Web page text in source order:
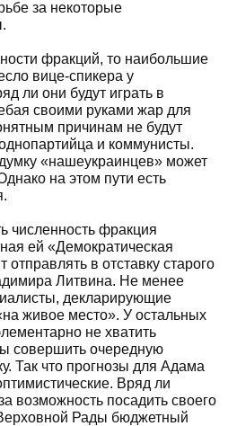
за некоторые
фракций, то наибольшие
вице-спикера у
ли они будут играть в
своими руками жар для
причинам не будут
и коммунисты.
«нашеукраинцев» может
на этом пути есть
численность фракция
ей «Демократическая
отправлять в отставку старого
Литвина. Не менее
декларирующие
живое место». У остальных
не хватить
совершить очередную
Так что прогнозы для Адама
Вряд ли
возможность посадить своего
Рады бюджетный